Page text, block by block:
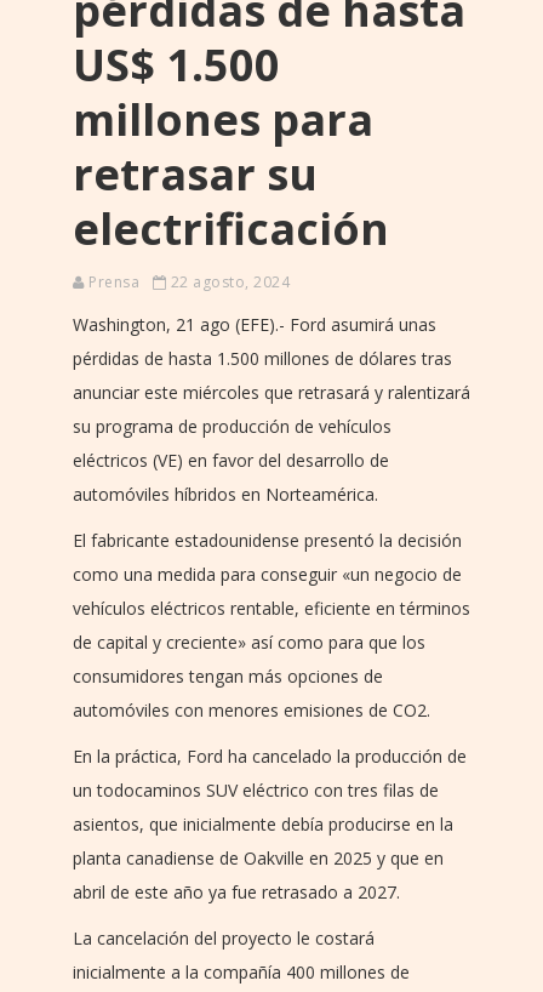
US$ 1.500
millones para
retrasar su
electrificación
Prensa 22 agosto, 2024
Washington, 21 ago (EFE).- Ford asumirá unas
pérdidas de hasta 1.500 millones de dólares tras
anunciar este miércoles que retrasará y ralentizará
su programa de producción de vehículos
eléctricos (VE) en favor del desarrollo de
automóviles híbridos en Norteamérica.
El fabricante estadounidense presentó la decisión
como una medida para conseguir «un negocio de
vehículos eléctricos rentable, eficiente en términos
de capital y creciente» así como para que los
consumidores tengan más opciones de
automóviles con menores emisiones de CO2.
En la práctica, Ford ha cancelado la producción de
un todocaminos SUV eléctrico con tres filas de
asientos, que inicialmente debía producirse en la
planta canadiense de Oakville en 2025 y que en
abril de este año ya fue retrasado a 2027.
La cancelación del proyecto le costará
inicialmente a la compañía 400 millones de